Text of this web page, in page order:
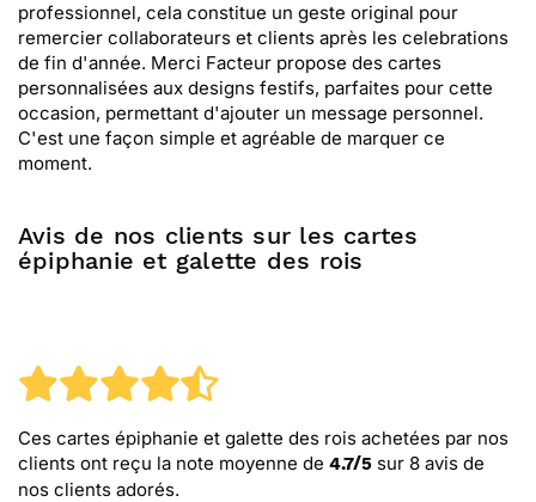
professionnel, cela constitue un geste original pour
remercier collaborateurs et clients après les celebrations
de fin d'année. Merci Facteur propose des cartes
personnalisées aux designs festifs, parfaites pour cette
occasion, permettant d'ajouter un message personnel.
C'est une façon simple et agréable de marquer ce
moment.
Avis de nos clients sur les cartes
épiphanie et galette des rois
Ces cartes épiphanie et galette des rois achetées par nos
clients ont reçu la note moyenne de 4.7/5 sur 8 avis de
nos clients adorés.